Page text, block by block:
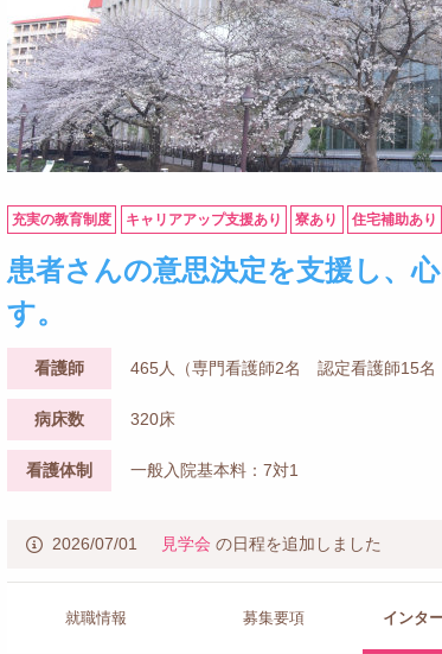
充実の教育制度 キャリアアップ支援あり 寮あり 住宅補助あり
患者さんの意思決定を支援し、
す。
看護師 465人（専門看護師2名 認定看護師15名
病床数 320床
看護体制 一般入院基本料：7対1
2026/07/01 見学会 の日程を追加しました
就職情報 募集要項 インタ